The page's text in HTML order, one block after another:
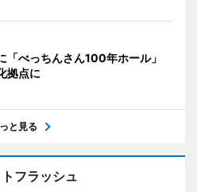
「べっちんさん100年ホール」
拠点に
と見る
フラッシュ